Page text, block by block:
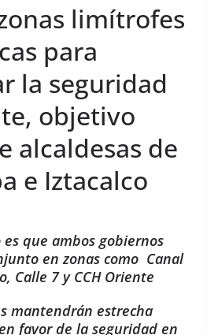
limítrofes
para
la seguridad
objetivo
alcaldesas de
e Iztacalco
que ambos gobiernos
en zonas como Canal
Calle 7 y CCH Oriente
mantendrán estrecha
favor de la seguridad en